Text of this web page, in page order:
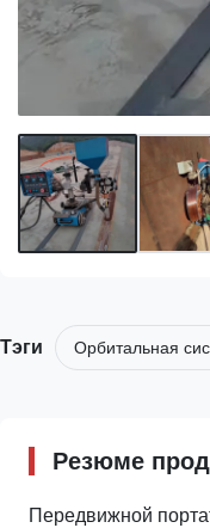
Тэги Орбитальная
Резюме
Передвижной